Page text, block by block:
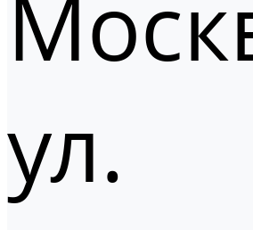
ул.